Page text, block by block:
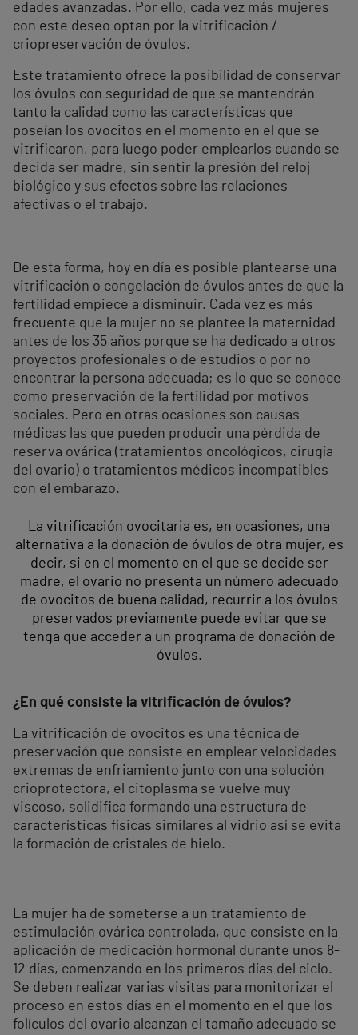
edades avanzadas. Por ello, cada vez más mujeres
con este deseo optan por la vitrificación /
criopreservación de óvulos.
Este tratamiento ofrece la posibilidad de conservar
los óvulos con seguridad de que se mantendrán
tanto la calidad como las características que
poseían los ovocitos en el momento en el que se
vitrificaron, para luego poder emplearlos cuando se
decida ser madre, sin sentir la presión del reloj
biológico y sus efectos sobre las relaciones
afectivas o el trabajo.
De esta forma, hoy en día es posible plantearse una
vitrificación o congelación de óvulos antes de que la
fertilidad empiece a disminuir. Cada vez es más
frecuente que la mujer no se plantee la maternidad
antes de los 35 años porque se ha dedicado a otros
proyectos profesionales o de estudios o por no
encontrar la persona adecuada; es lo que se conoce
como preservación de la fertilidad por motivos
sociales. Pero en otras ocasiones son causas
médicas las que pueden producir una pérdida de
reserva ovárica (tratamientos oncológicos, cirugía
del ovario) o tratamientos médicos incompatibles
con el embarazo.
La vitrificación ovocitaria es, en ocasiones, una
alternativa a la donación de óvulos de otra mujer, es
decir, si en el momento en el que se decide ser
madre, el ovario no presenta un número adecuado
de ovocitos de buena calidad, recurrir a los óvulos
preservados previamente puede evitar que se
tenga que acceder a un programa de donación de
óvulos.
¿En qué consiste la vitrificación de óvulos?
La vitrificación de ovocitos es una técnica de
preservación que consiste en emplear velocidades
extremas de enfriamiento junto con una solución
crioprotectora, el citoplasma se vuelve muy
viscoso, solidifica formando una estructura de
características físicas similares al vidrio así se evita
la formación de cristales de hielo.
La mujer ha de someterse a un tratamiento de
estimulación ovárica controlada, que consiste en la
aplicación de medicación hormonal durante unos 8-
12 días, comenzando en los primeros días del ciclo.
Se deben realizar varias visitas para monitorizar el
proceso en estos días en el momento en el que los
folículos del ovario alcanzan el tamaño adecuado se